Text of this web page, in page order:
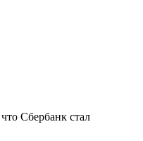
Сбербанк стал